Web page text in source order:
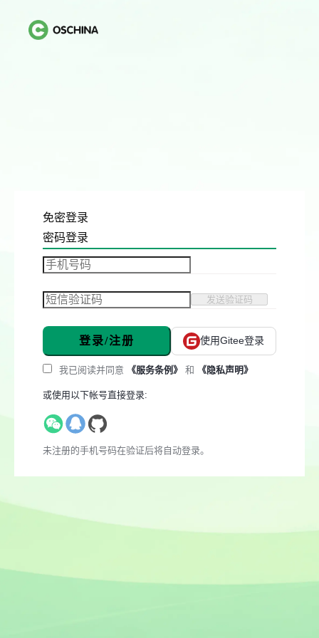
免密登录
密码登录
发送验证码
登录/注册 使用Gitee登录
我已阅读并同意 《服务条例》 和 《隐私声明》
或使用以下帐号直接登录:
未注册的手机号码在验证后将自动登录。